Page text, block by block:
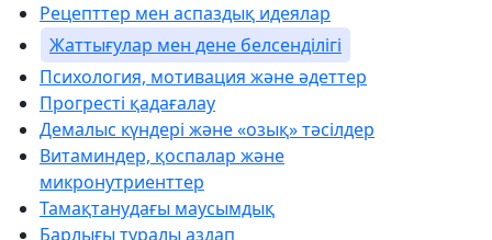
Рецепттер мен аспаздық идеялар
Жаттығулар мен дене белсенділігі
Психология, мотивация және әдеттер
Прогресті қадағалау
Демалыс күндері және «озық» тәсілдер
Витаминдер, қоспалар және
микронутриенттер
Тамақтанудағы маусымдық
Барлығы туралы аздап